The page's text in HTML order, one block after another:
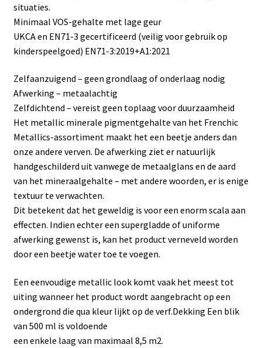
situaties.
Minimaal VOS-gehalte met lage geur
UKCA en EN71-3 gecertificeerd (veilig voor gebruik op
kinderspeelgoed) EN71-3:2019+A1:2021
Zelfaanzuigend – geen grondlaag of onderlaag nodig
Afwerking – metaalachtig
Zelfdichtend – vereist geen toplaag voor duurzaamheid
Het metallic minerale pigmentgehalte van het Frenchic
Metallics-assortiment maakt het een beetje anders dan
onze andere verven. De afwerking ziet er natuurlijk
handgeschilderd uit vanwege de metaalglans en de aard
van het mineraalgehalte – met andere woorden, er is enige
textuur te verwachten.
Dit betekent dat het geweldig is voor een enorm scala aan
effecten. Indien echter een supergladde of uniforme
afwerking gewenst is, kan het product verneveld worden
door een beetje water toe te voegen.
Een eenvoudige metallic look komt vaak het meest tot
uiting wanneer het product wordt aangebracht op een
ondergrond die qua kleur lijkt op de verf.Dekking Een blik
van 500 ml is voldoende
een enkele laag van maximaal 8,5 m2.